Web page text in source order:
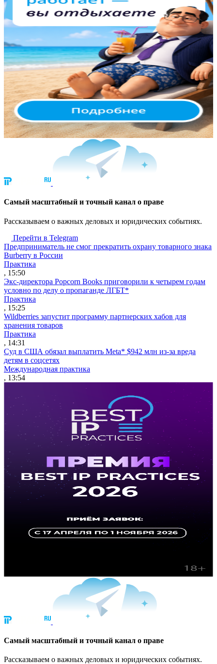
Cамый масштабный и точный канал о праве
Рассказываем о важных деловых и юридических событиях.
Перейти в Telegram
Предприниматель не смог прекратить охрану товарного знака
Burberry в России
Практика
, 15:50
Экс-директора Popcorn Books приговорили к четырем годам
условно по делу о пропаганде ЛГБТ*
Практика
, 15:25
Wildberries запустит программу партнерских хабов для
хранения товаров
Практика
, 14:31
Суд в США обязал выплатить Meta* $942 млн из-за вреда
детям в соцсетях
Международная практика
, 13:54
Cамый масштабный и точный канал о праве
Рассказываем о важных деловых и юридических событиях.